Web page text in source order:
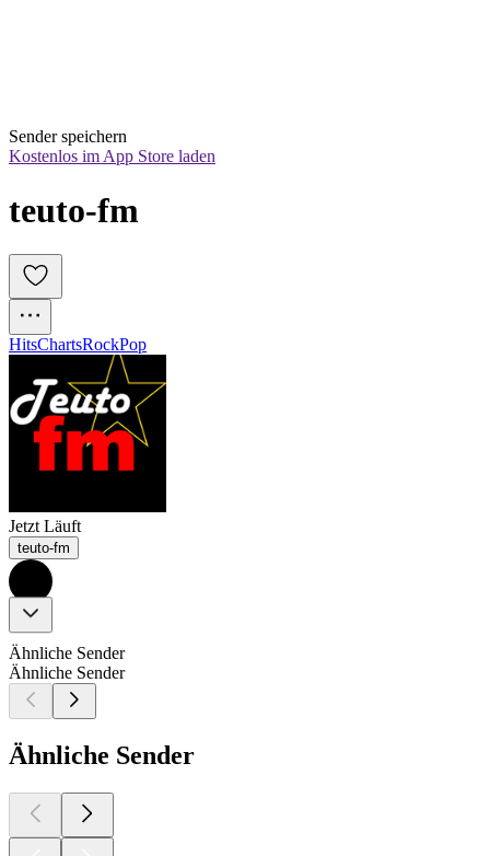
Sender speichern
Kostenlos im App Store laden
teuto-fm
HitsChartsRockPop
Jetzt Läuft
teuto-fm
Ähnliche Sender
Ähnliche Sender
Ähnliche Sender